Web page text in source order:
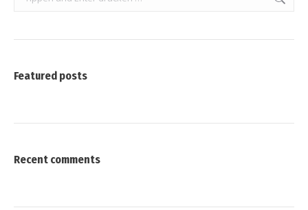
Featured posts
Recent comments